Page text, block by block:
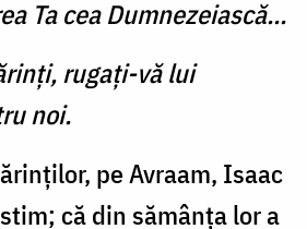
Ta cea Dum­nezeiască...
rugaţi-vă lui
noi.
pe Avraam, Isaac
că din sămânţa lor a